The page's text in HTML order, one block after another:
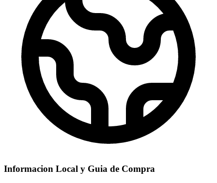
Informacion Local y Guia de Compra